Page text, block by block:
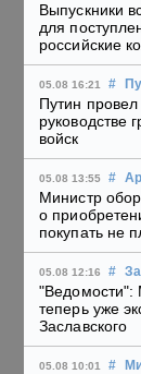
Выпускники
для
российские
05.08 16:21 #
Путин
руководстве
войск
05.08 13:55 #
Министр
о
покупать не
05.08 12:16 #
"Ведомости":
теперь уже
Заславского
05.08 10:01 #